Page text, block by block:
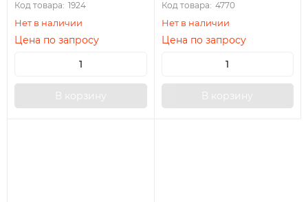
Код товара: 1924
Нет в наличии
Цена по запросу
В корзину
Код товара: 4770
Нет в наличии
Цена по запросу
В корзину